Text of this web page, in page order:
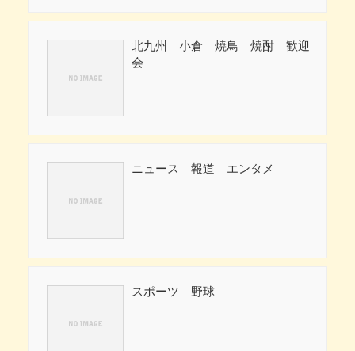
北九州 小倉 焼鳥 焼酎 歓迎
会
ニュース 報道 エンタメ
スポーツ 野球